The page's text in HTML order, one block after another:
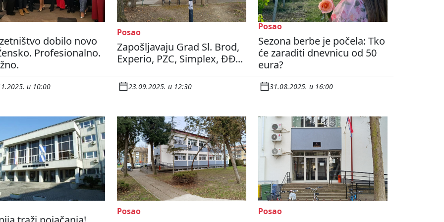
dobilo novo
Profesionalno.
u 10:00
Posao
Zapošljavaju Grad Sl. Brod,
Experio, PZC, Simplex, ĐĐ...
23.09.2025. u 12:30
Posao
Sezona berbe je počela: Tko
će zaraditi dnevnicu od 50
eura?
31.08.2025. u 16:00
Posao Posao